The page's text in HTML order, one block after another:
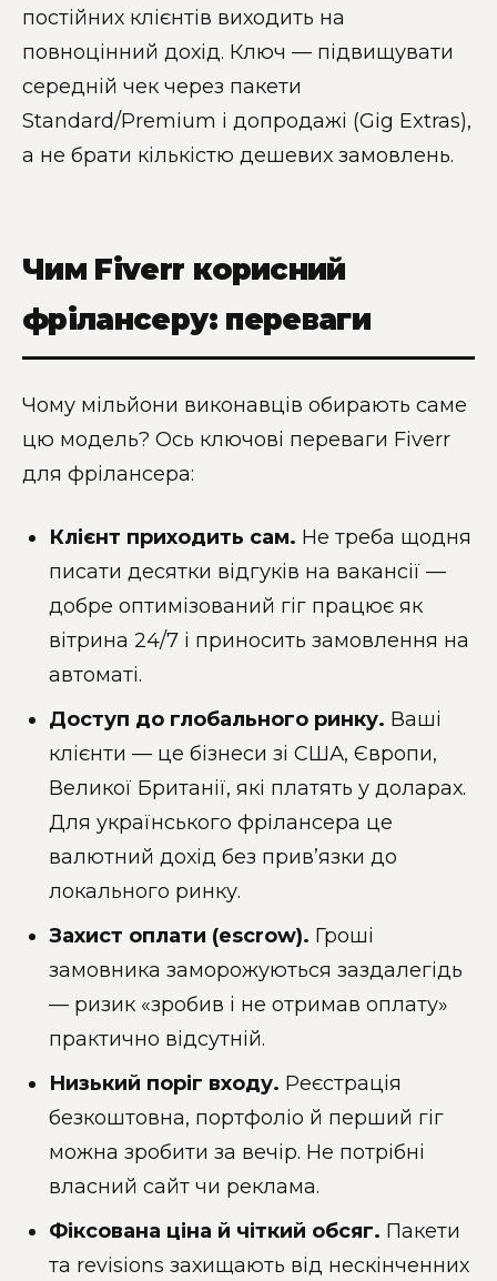
постійних клієнтів виходить на
повноцінний дохід. Ключ — підвищувати
середній чек через пакети
Standard/Premium і допродажі (Gig Extras),
а не брати кількістю дешевих замовлень.
Чим Fiverr корисний
фрілансеру: переваги
Чому мільйони виконавців обирають саме
цю модель? Ось ключові переваги Fiverr
для фрілансера:
Клієнт приходить сам. Не треба щодня
писати десятки відгуків на вакансії —
добре оптимізований гіг працює як
вітрина 24/7 і приносить замовлення на
автоматі.
Доступ до глобального ринку. Ваші
клієнти — це бізнеси зі США, Європи,
Великої Британії, які платять у доларах.
Для українського фрілансера це
валютний дохід без прив’язки до
локального ринку.
Захист оплати (escrow). Гроші
замовника заморожуються заздалегідь
— ризик «зробив і не отримав оплату»
практично відсутній.
Низький поріг входу. Реєстрація
безкоштовна, портфоліо й перший гіг
можна зробити за вечір. Не потрібні
власний сайт чи реклама.
Фіксована ціна й чіткий обсяг. Пакети
та revisions захищають від нескінченних